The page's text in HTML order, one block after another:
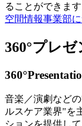
ることができます
空間情報事業部
360°プレ
音楽／演劇など
ルスケア業界"を
ションを提供し